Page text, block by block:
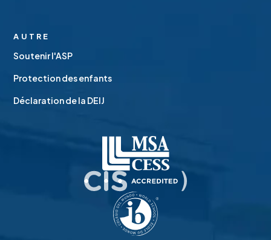
AUTRE
Soutenir l'ASP
Protection des enfants
Déclaration de la DEIJ